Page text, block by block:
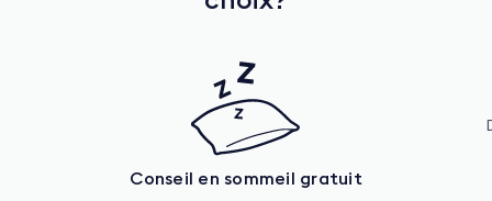
Conseil en sommeil gratuit